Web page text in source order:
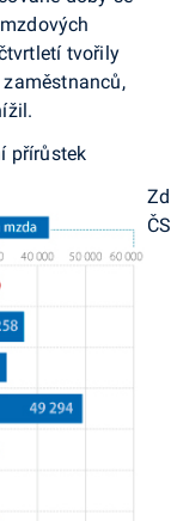
tvořily
přírůstek